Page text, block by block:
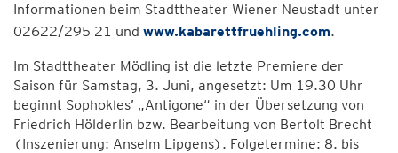
Informationen beim Stadttheater Wiener Neustadt unter
02622/295 21 und www.kabarettfruehling.com.
Im Stadttheater Mödling ist die letzte Premiere der
Saison für Samstag, 3. Juni, angesetzt: Um 19.30 Uhr
beginnt Sophokles’ „Antigone“ in der Übersetzung von
Friedrich Hölderlin bzw. Bearbeitung von Bertolt Brecht
(Inszenierung: Anselm Lipgens). Folgetermine: 8. bis